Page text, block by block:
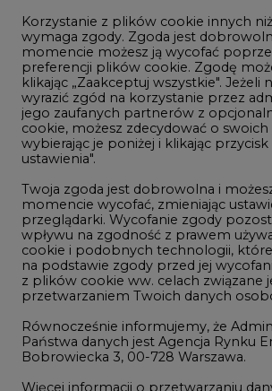
Innowacje i AI
Telekomunikacja i IT
Handel emisjami CO2
Wodór
Górnictwo
Atom
Fotowoltaika
Offshore wind
Zielone samorządy
Zielona gospodarka
Korzystanie z plików cookie innych
wymaga zgody. Zgoda jest
momencie możesz ją wycofać
preferencji plików cookie. Zgodę
klikając „Zaakceptuj wszystkie". Jeżeli
wyrazić zgód na korzystanie przez
jego zaufanych partnerów z
cookie, możesz zdecydować o
wybierając je poniżej i klikając przycisk
ustawienia".
Twoja zgoda jest dobrowolna i
momencie wycofać, zmieniając
przeglądarki. Wycofanie zgody
wpływu na zgodność z prawem
cookie i podobnych technologii,
na podstawie zgody przed jej
z plików cookie ww. celach związane
przetwarzaniem Twoich danych
Równocześnie informujemy, że
Państwa danych jest Agencja Rynku
Bobrowiecka 3, 00-728 Warszawa.
Więcej informacji o przetwarzaniu